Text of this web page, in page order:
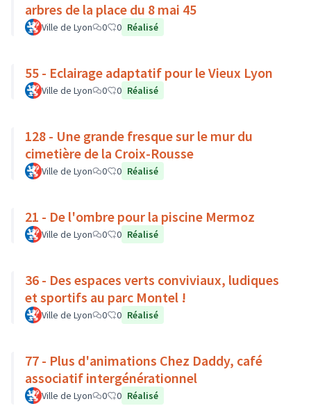
arbres de la place du 8 mai 45
Ville de Lyon 0 0 Réalisé
55 - Eclairage adaptatif pour le Vieux Lyon
Ville de Lyon 0 0 Réalisé
128 - Une grande fresque sur le mur du
cimetière de la Croix-Rousse
Ville de Lyon 0 0 Réalisé
21 - De l'ombre pour la piscine Mermoz
Ville de Lyon 0 0 Réalisé
36 - Des espaces verts conviviaux, ludiques
et sportifs au parc Montel !
Ville de Lyon 0 0 Réalisé
77 - Plus d'animations Chez Daddy, café
associatif intergénérationnel
Ville de Lyon 0 0 Réalisé